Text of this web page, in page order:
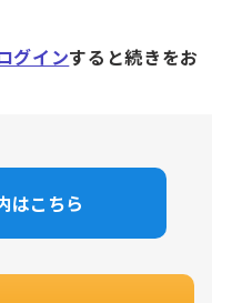
グインすると続きをお
はこちら